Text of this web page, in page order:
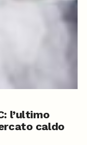
l’ultimo
caldo